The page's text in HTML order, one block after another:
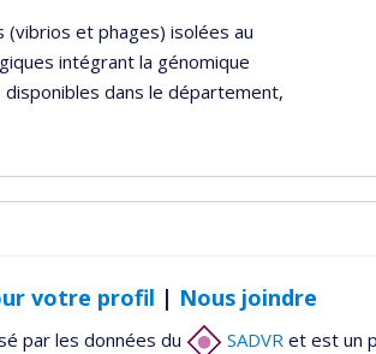
(vibrios et phages) isolées au
intégrant la génomique
dans le département,
votre profil | Nous joindre
par les données du SADVRet est un